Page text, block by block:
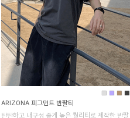
■ ■ ■ ■
ARIZONA 피그먼트 반팔티
탄탄하고 내구성 좋게 높은 퀄리티로 제작한 반팔